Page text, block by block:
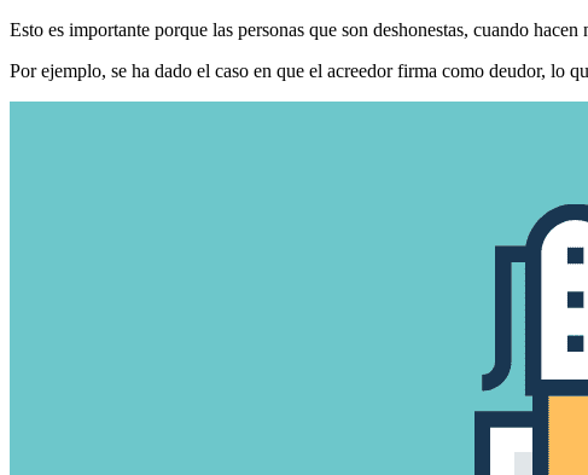
Esto es importante porque las personas que son deshonestas, cuando
Por ejemplo, se ha dado el caso en que el acreedor firma como deudor, lo